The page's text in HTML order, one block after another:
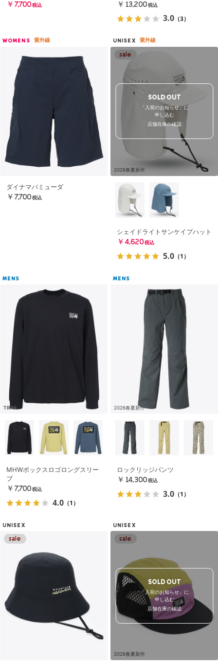
￥7,700 税込
￥13,200 税込
3.0 （3）
WOMENS 紫外線
ダイナマバミューダ
￥7,700 税込
UNISEX 紫外線
2026春夏新作
SOLD OUT
「入荷のお知らせ」に
申し込む
店舗在庫の確認
シェイドライトサンケイプハット
￥4,620 税込
5.0 （1）
MENS
TRAIL
MHWボックスロゴロングスリー
ブ
￥7,700 税込
4.0 （1）
MENS
2026春夏新作
ロックリッジパンツ
￥14,300 税込
3.0 （1）
UNISEX UNISEX
2026春夏新作
SOLD OUT
「入荷のお知らせ」に
申し込む
店舗在庫の確認